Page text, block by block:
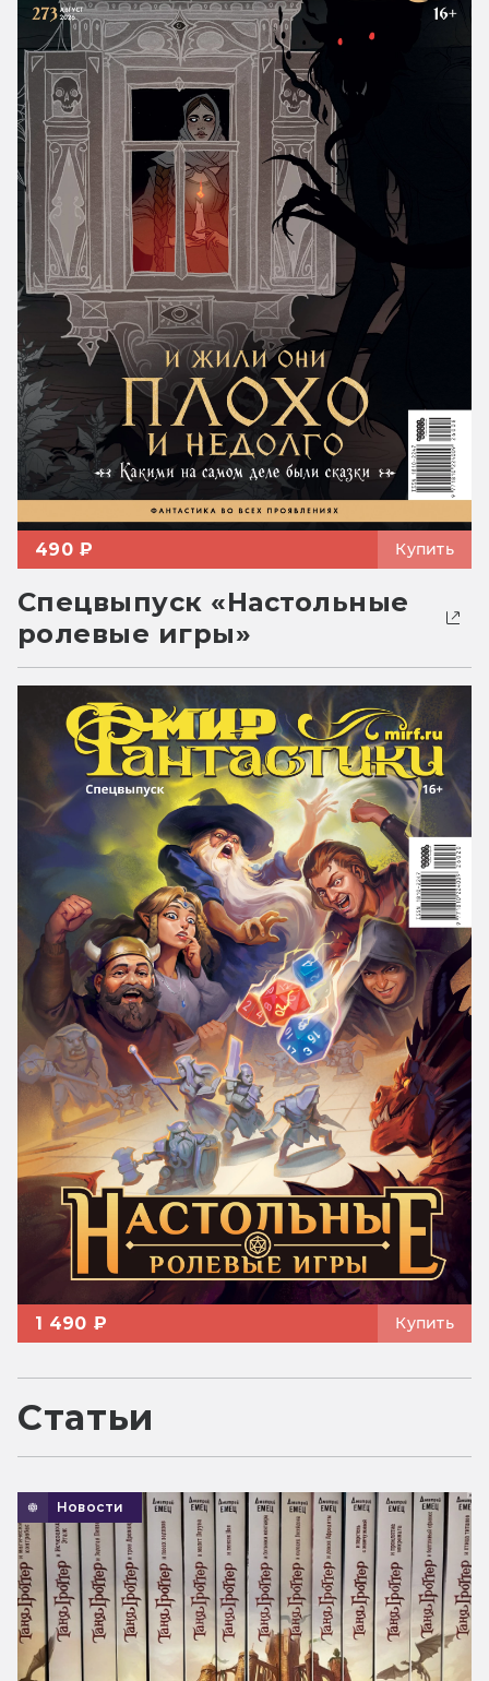
490 ₽ Купить
Спецвыпуск «Настольные
ролевые игры»
1 490 ₽ Купить
Статьи
Новости